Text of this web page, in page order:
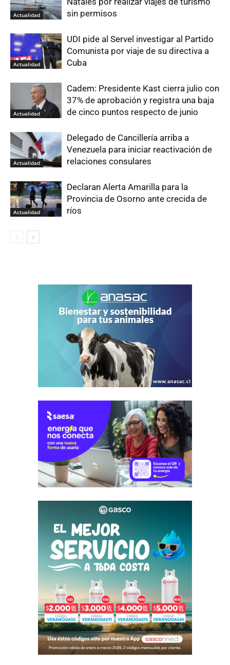
Actualidad
sin permisos
Actualidad
UDI pide al Servel investigar al Partido
Comunista por viaje de su directiva a
Cuba
Actualidad
Cadem: Presidente Kast cierra julio con
37% de aprobación y registra una baja
de cinco puntos respecto de junio
Actualidad
Delegado de Cancillería arriba a
Venezuela para iniciar reactivación de
relaciones consulares
Actualidad
Declaran Alerta Amarilla para la
Provincia de Osorno ante crecida de
ríos